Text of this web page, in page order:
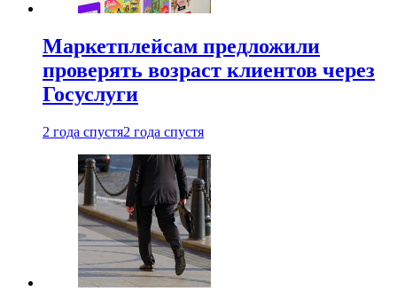
Маркетплейсам предложили
проверять возраст клиентов через
Госуслуги
2 года спустя2 года спустя